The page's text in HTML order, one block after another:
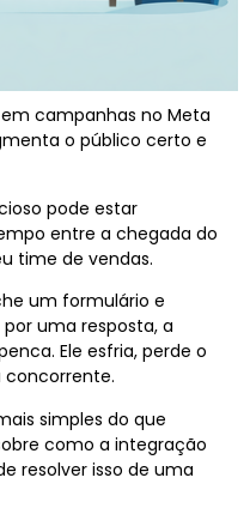
campanhas no Meta
o público certo e
pode estar
entre a chegada do
time de vendas.
um formulário e
uma resposta, a
Ele esfria, perde o
concorrente.
simples do que
como a integração
resolver isso de uma